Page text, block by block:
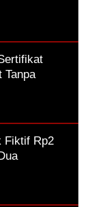
Tanpa
Fiktif Rp2